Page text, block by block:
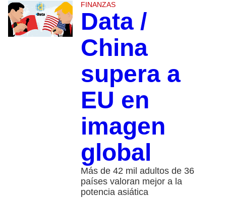
FINANZAS
Data /
China
supera a
EU en
imagen
global
Más de 42 mil adultos de 36
países valoran mejor a la
potencia asiática